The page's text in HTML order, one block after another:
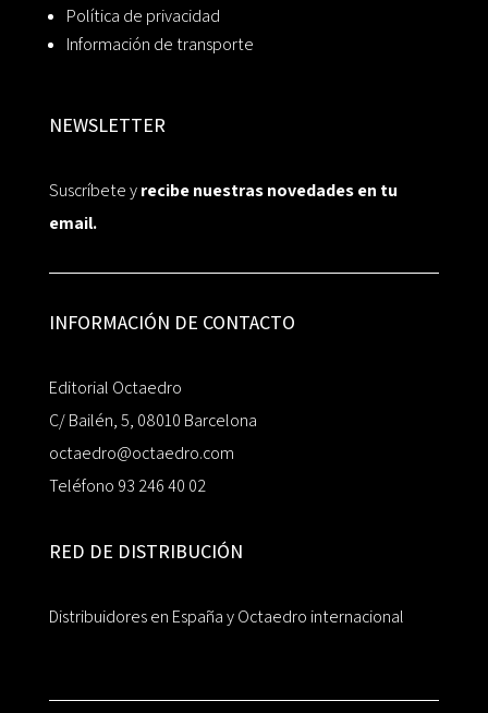
Política de privacidad
Información de transporte
NEWSLETTER
Suscríbete yrecibe nuestras novedades en tu
email.
INFORMACIÓN DE CONTACTO
Editorial Octaedro
C/ Bailén, 5, 08010 Barcelona
octaedro@octaedro.com
Teléfono 93 246 40 02
RED DE DISTRIBUCIÓN
Distribuidores en España y Octaedro internacional